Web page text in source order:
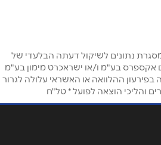
נתונים לשיקול דעתה הבלעדי של
אקספרס בע"מ ו/או ישראכרט מימון בע"מ
בפירעון ההלוואה או האשראי עלולה לגרור
והליכי הוצאה לפועל * טל"ח